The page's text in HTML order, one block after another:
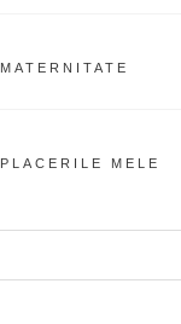
MATERNITATE
PLACERILE MELE